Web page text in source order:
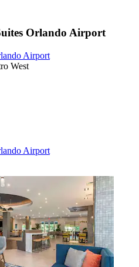
Orlando Airport
Airport
West
Airport